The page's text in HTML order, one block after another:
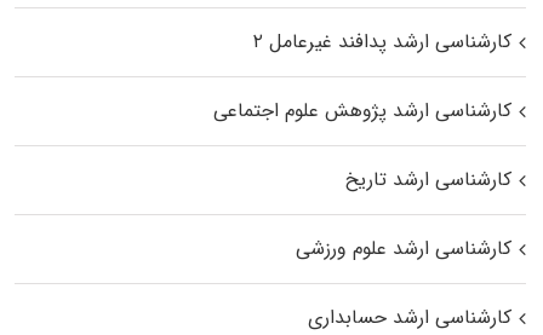
کارشناسی ارشد پدافند غیرعامل ۲
کارشناسی ارشد پژوهش علوم اجتماعی
کارشناسی ارشد تاریخ
کارشناسی ارشد علوم ورزشی
کارشناسی ارشد حسابداری